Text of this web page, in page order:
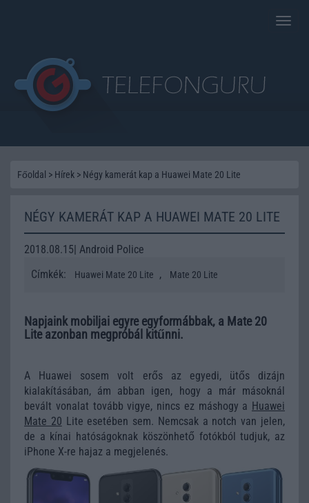
Toggle
Főoldal > Hírek > Négy kamerát kap a Huawei Mate 20 Lite
NÉGY KAMERÁT KAP A HUAWEI MATE 20 LITE
2018.08.15| Android Police
Címkék:
Huawei Mate 20 Lite , Mate 20 Lite
Napjaink mobiljai egyre egyformábbak, a Mate 20
Lite azonban megpróbál kitűnni.
A Huawei sosem volt erős az egyedi, ütős dizájn
kialakításában, ám abban igen, hogy a már másoknál
bevált vonalat tovább vigye, nincs ez máshogy a Huawei
Mate 20 Lite esetében sem. Nemcsak a notch van jelen,
de a kínai hatóságoknak köszönhető fotókból tudjuk, az
iPhone X-re hajaz a megjelenés.